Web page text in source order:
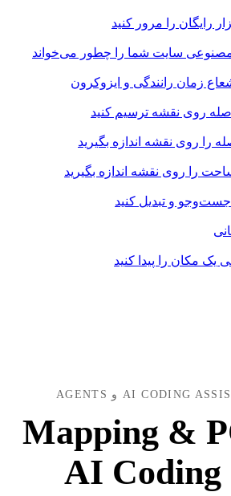
رایگان را مرور کنید
سایت شما را چطور می‌خواند
زمان رانندگی و ایزوکرون
روی نقشه ترسیم کنید
را روی نقشه اندازه بگیرید
را روی نقشه اندازه بگیرید
و تبدیل کنید
یک مکان را پیدا کنید
Mapping &
برای AI Coding